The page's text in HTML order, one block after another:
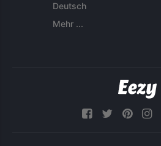
Deutsch
Mehr ...